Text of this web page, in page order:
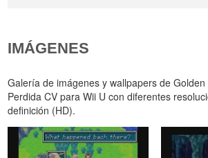
IMÁGENES
Galería de imágenes y wallpapers de Golden
Perdida CV para Wii U con diferentes
definición (HD).